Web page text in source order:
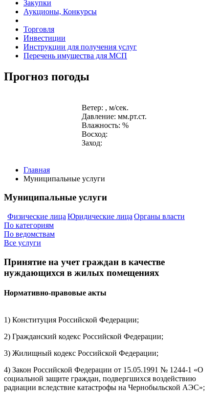
Закупки
Аукционы, Конкурсы
Торговля
Инвестиции
Инструкции для получения услуг
Перечень имущества для МСП
Прогноз погоды
Ветер: , м/сек.
Давление: мм.рт.ст.
Влажность: %
Восход:
Заход:
Главная
Муниципальные услуги
Муниципальные услуги
Физические лица Юридические лица Органы власти
По категориям
По ведомствам
Все услуги
Принятие на учет граждан в качестве
нуждающихся в жилых помещениях
Нормативно-правовые акты
1) Конституция Российской Федерации;
2) Гражданский кодекс Российской Федерации;
3) Жилищный кодекс Российской Федерации;
4) Закон Российской Федерации от 15.05.1991 № 1244-1 «О
социальной защите граждан, подвергшихся воздействию
радиации вследствие катастрофы на Чернобыльской АЭС»;